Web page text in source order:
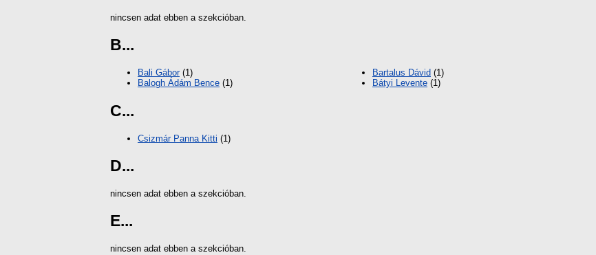
nincsen adat ebben a szekcióban.
B...
Bali Gábor(1)
Balogh Ádám Bence (1)
Bartalus Dávid (1)
Bátyi Levente (1)
C...
Csizmár Panna Kitti (1)
D...
nincsen adat ebben a szekcióban.
E...
nincsen adat ebben a szekcióban.